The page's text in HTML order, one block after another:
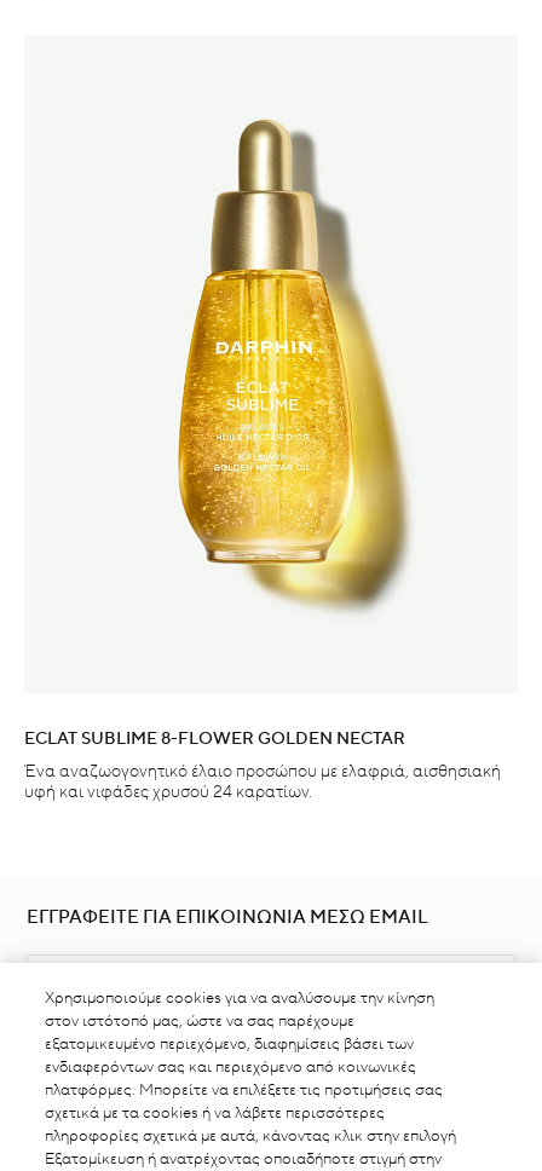
ECLAT SUBLIME 8-FLOWER GOLDEN NECTAR
Ένα αναζωογονητικό έλαιο προσώπου με ελαφριά, αισθησιακή
υφή και νιφάδες χρυσού 24 καρατίων.
ΕΓΓΡΑΦΕΙΤΕ ΓΙΑ ΕΠΙΚΟΙΝΩΝΙΑ ΜΕΣΩ EMAIL
ΒΡΕΙΤΕ ΣΗΜΕΙΟ ΠΩΛΗΣΗΣ
Χρησιμοποιούμε cookies για να αναλύσουμε την κίνηση
στον ιστότοπό μας, ώστε να σας παρέχουμε
εξατομικευμένο περιεχόμενο, διαφημίσεις βάσει των
ενδιαφερόντων σας και περιεχόμενο από κοινωνικές
πλατφόρμες. Μπορείτε να επιλέξετε τις προτιμήσεις σας
σχετικά με τα cookies ή να λάβετε περισσότερες
πληροφορίες σχετικά με αυτά, κάνοντας κλικ στην επιλογή
Εξατομίκευση ή ανατρέχοντας οποιαδήποτε στιγμή στην